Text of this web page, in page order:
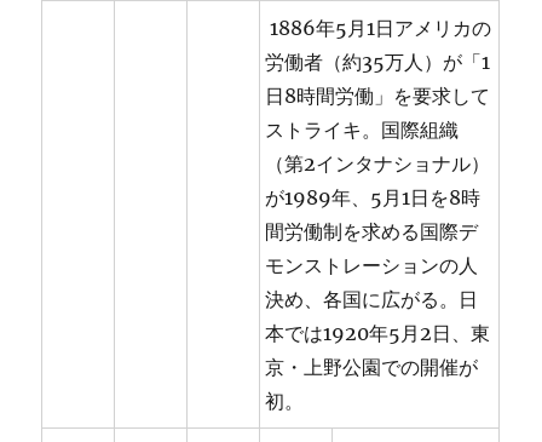
1886年5月1日アメリカの
労働者（約35万人）が「1
日8時間労働」を要求して
ストライキ。国際組織
（第2インタナショナル）
が1989年、5月1日を8時
間労働制を求める国際デ
モンストレーションの人
決め、各国に広がる。日
本では1920年5月2日、東
京・上野公園での開催が
初。